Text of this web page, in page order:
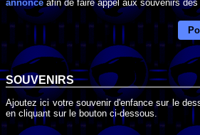
annonce afin de faire appel aux souvenirs
SOUVENIRS
Ajoutez ici votre souvenir d'enfance sur le
en cliquant sur le bouton ci-dessous.